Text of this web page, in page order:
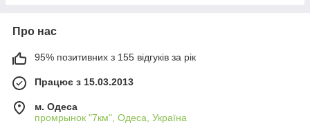
Про нас
95% позитивних з 155 відгуків за рік
Працює з 15.03.2013
м. Одеса
промрынок "7км", Одеса, Україна